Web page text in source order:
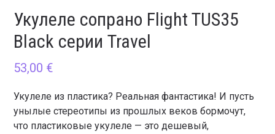
Укулеле сопрано Flight TUS35
Black серии Travel
53,00 €
Укулеле из пластика? Реальная фантастика! И пусть
унылые стереотипы из прошлых веков бормочут,
что пластиковые укулеле — это дешевый,